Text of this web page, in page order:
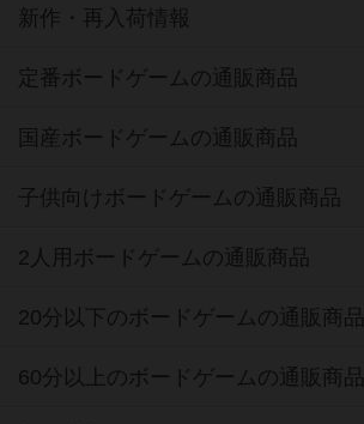
新作・再入荷情報
定番ボードゲームの通販商品
国産ボードゲームの通販商品
子供向けボードゲームの通販商品
2人用ボードゲームの通販商品
20分以下のボードゲームの通販商品
60分以上のボードゲームの通販商品